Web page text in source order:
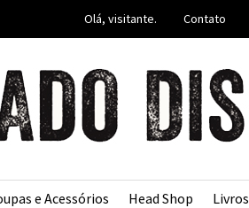
Olá, visitante. Contato
e Acessórios Head Shop Livros